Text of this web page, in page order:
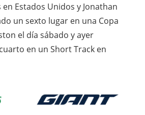
Estados Unidos y Jonathan
un sexto lugar en una Copa
el día sábado y ayer
en un Short Track en